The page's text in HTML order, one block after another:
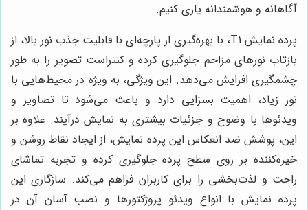
آگاهانه و هوشمندانه یاری کنیم.
پرده نمایش T1، با بهره‌گیری از پارچه‌ای با قابلیت جذب نور بالا، از
بازتاب نورهای مزاحم جلوگیری کرده و کنتراست تصویر را به طور
چشمگیری افزایش می‌دهد. این ویژگی، به ویژه در محیط‌هایی با
نور زیاد، اهمیت بسزایی دارد و باعث می‌شود تا تصاویر و
ویدئوها با وضوح و جزئیات بیشتری به نمایش درآیند. علاوه بر
این، پوشش ضد انعکاس این پرده نمایش، از ایجاد نقاط روشن و
خیره‌کننده بر روی سطح پرده جلوگیری کرده و تجربه تماشای
راحت و لذت‌بخشی را برای کاربران فراهم می‌کند. سازگاری این
پرده نمایش با انواع ویدئو پروژکتورها و نصب آسان آن در